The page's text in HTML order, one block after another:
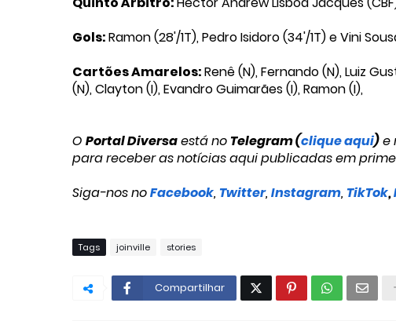
Gols:Ramon (28'/1T), Pedro Isidoro (34'/1T) e Vini
Cartões Amarelos:Renê (N), Fernando (N), Luiz
(N), Clayton (I), Evandro Guimarães (I), Ramon (I),
O Portal Diversaestá no Telegram (clique aqui)e
para receber as notícias aqui publicadas em
Siga-nos noFacebook, Twitter, Instagram, TikTok,
Tags joinville stories
Compartilhar